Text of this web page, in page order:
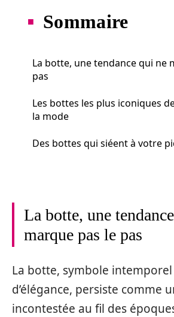
Sommaire
La botte, une tendance qui ne
pas
Les bottes les plus iconiques
la mode
Des bottes qui siéent à votre
La botte, une
marque pas le pas
La botte, symbole
d’élégance, persiste comme
incontestée au fil des